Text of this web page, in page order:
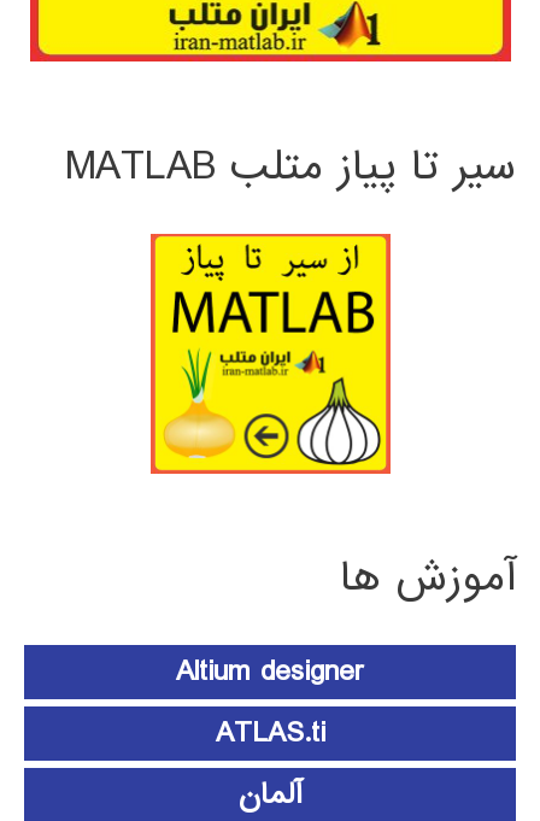
سیر تا پیاز متلب MATLAB
آموزش ها
Altium designer
ATLAS.ti
آلمان